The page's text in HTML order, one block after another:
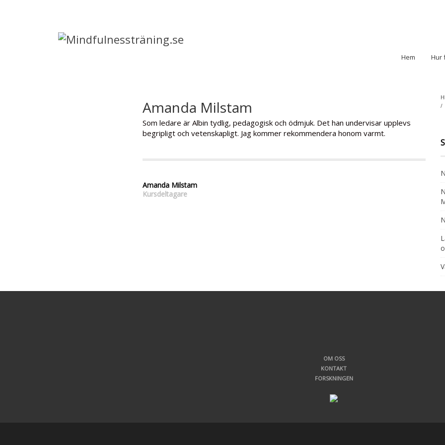
Hem Hur
Amanda Milstam
Som ledare är Albin tydlig, pedagogisk och ödmjuk. Det han undervisar upplevs
begripligt och vetenskapligt. Jag kommer rekommendera honom varmt.
Amanda Milstam
Kursdeltagare
OM OSS
KONTAKT
FORSKNINGEN